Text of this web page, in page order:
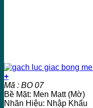
+
Mã : BO 07
Bề Mặt: Men Matt (Mờ)
Nhãn Hiệu: Nhập Khẩu